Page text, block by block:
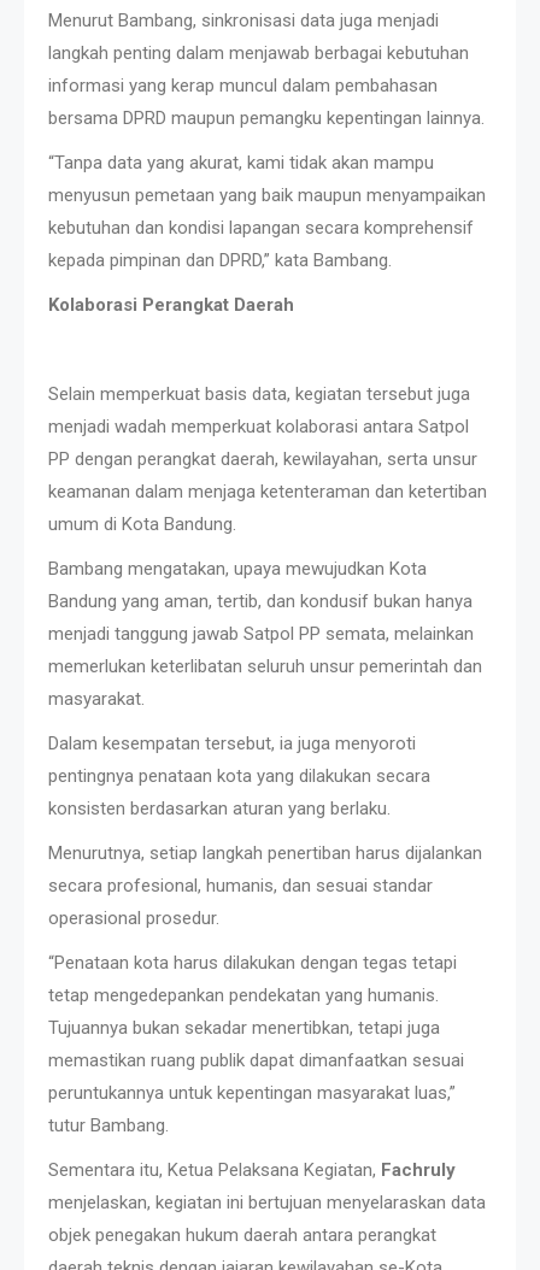
Menurut Bambang, sinkronisasi data juga menjadi
langkah penting dalam menjawab berbagai kebutuhan
informasi yang kerap muncul dalam pembahasan
bersama DPRD maupun pemangku kepentingan lainnya.
“Tanpa data yang akurat, kami tidak akan mampu
menyusun pemetaan yang baik maupun menyampaikan
kebutuhan dan kondisi lapangan secara komprehensif
kepada pimpinan dan DPRD,” kata Bambang.
Kolaborasi Perangkat Daerah
Selain memperkuat basis data, kegiatan tersebut juga
menjadi wadah memperkuat kolaborasi antara Satpol
PP dengan perangkat daerah, kewilayahan, serta unsur
keamanan dalam menjaga ketenteraman dan ketertiban
umum di Kota Bandung.
Bambang mengatakan, upaya mewujudkan Kota
Bandung yang aman, tertib, dan kondusif bukan hanya
menjadi tanggung jawab Satpol PP semata, melainkan
memerlukan keterlibatan seluruh unsur pemerintah dan
masyarakat.
Dalam kesempatan tersebut, ia juga menyoroti
pentingnya penataan kota yang dilakukan secara
konsisten berdasarkan aturan yang berlaku.
Menurutnya, setiap langkah penertiban harus dijalankan
secara profesional, humanis, dan sesuai standar
operasional prosedur.
“Penataan kota harus dilakukan dengan tegas tetapi
tetap mengedepankan pendekatan yang humanis.
Tujuannya bukan sekadar menertibkan, tetapi juga
memastikan ruang publik dapat dimanfaatkan sesuai
peruntukannya untuk kepentingan masyarakat luas,”
tutur Bambang.
Sementara itu, Ketua Pelaksana Kegiatan, Fachruly
menjelaskan, kegiatan ini bertujuan menyelaraskan data
objek penegakan hukum daerah antara perangkat